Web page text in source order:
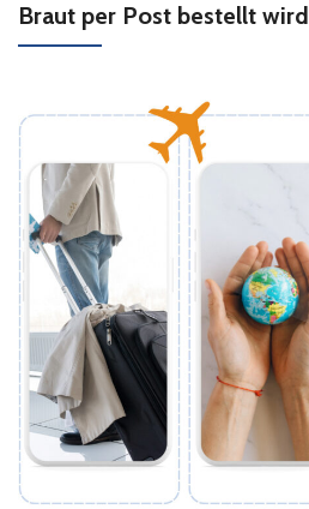
Braut per Post bestellt wird